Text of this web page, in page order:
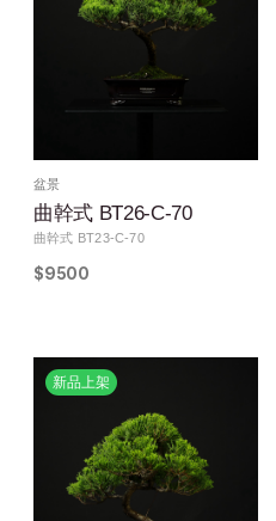
盆景
曲幹式 BT26-C-70
曲幹式 BT23-C-70
$9500
新品上架